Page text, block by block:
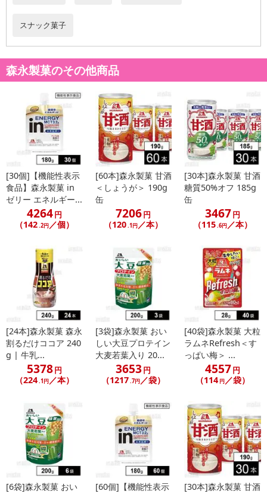
休業日
その他共通および商品カテゴリー別注意事項（※必ずご確認くだ
さい）
こちらの情報は 2026-07-09 14:13:35.0
スナック菓子
森永製菓のその他商品
[30個]【機能性表示
食品】森永製菓 in
ゼリー エネルギー...
4264円
（142.2円／個）
[60本]森永製菓 甘酒
＜しょうが＞ 190g
缶
7206円
（120.1円／本）
[30本]森永製菓 甘酒
糖質50%オフ 185g
缶
3467円
（115.6円／本）
[24本]森永製菓 森永
割るだけココア 240
g | 牛乳...
5378円
（224.1円／本）
[3袋]森永製菓 おい
しい大豆プロテイン
大麦若葉入り 20...
3653円
（1217.7円／袋）
[40袋]森永製菓 大粒
ラムネRefresh＜す
っぱい梅＞ ...
4557円
（114 円／袋）
[6袋]森永製菓 おい
[60個]【機能性表示
[30本]森永製菓 甘酒